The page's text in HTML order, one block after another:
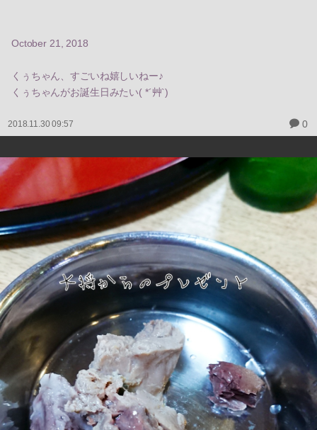
October 21, 2018
くぅちゃん、すごいね嬉しいねー♪
くぅちゃんがお誕生日みたい( *´艸`)
2018.11.30 09:57 0